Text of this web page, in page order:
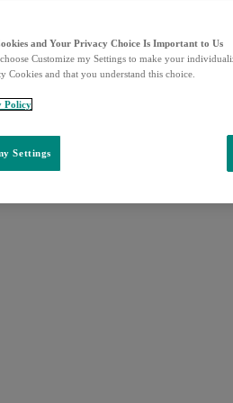
and Your Privacy Choice Is Important to Us
Customize my Settings to make your
Cookies and that you understand this choice.
Policy
Settings